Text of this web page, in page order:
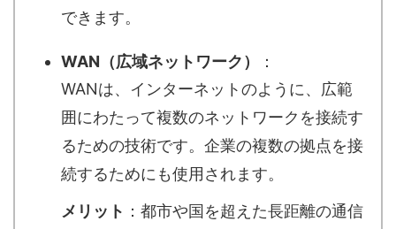
できます。
WAN（広域ネットワーク）
：
WANは、インターネットのように、広範
囲にわたって複数のネットワークを接続す
るための技術です。企業の複数の拠点を接
続するためにも使用されます。
メリット ：都市や国を超えた長距離の通信